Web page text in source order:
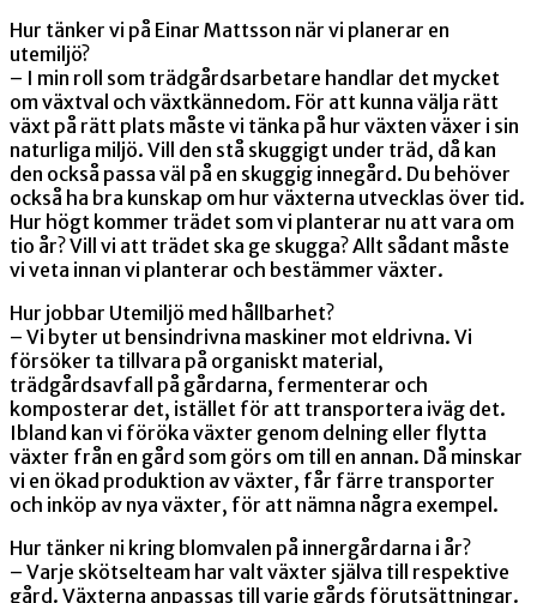
Hur tänker vi på Einar Mattsson när vi planerar en
utemiljö?
– I min roll som trädgårdsarbetare handlar det mycket
om växtval och växtkännedom. För att kunna välja rätt
växt på rätt plats måste vi tänka på hur växten växer i sin
naturliga miljö. Vill den stå skuggigt under träd, då kan
den också passa väl på en skuggig innegård. Du behöver
också ha bra kunskap om hur växterna utvecklas över tid.
Hur högt kommer trädet som vi planterar nu att vara om
tio år? Vill vi att trädet ska ge skugga? Allt sådant måste
vi veta innan vi planterar och bestämmer växter.
Hur jobbar Utemiljö med hållbarhet?
– Vi byter ut bensindrivna maskiner mot eldrivna. Vi
försöker ta tillvara på organiskt material,
trädgårdsavfall på gårdarna, fermenterar och
komposterar det, istället för att transportera iväg det.
Ibland kan vi föröka växter genom delning eller flytta
växter från en gård som görs om till en annan. Då minskar
vi en ökad produktion av växter, får färre transporter
och inköp av nya växter, för att nämna några exempel.
Hur tänker ni kring blomvalen på innergårdarna i år?
– Varje skötselteam har valt växter själva till respektive
gård. Växterna anpassas till varje gårds förutsättningar.